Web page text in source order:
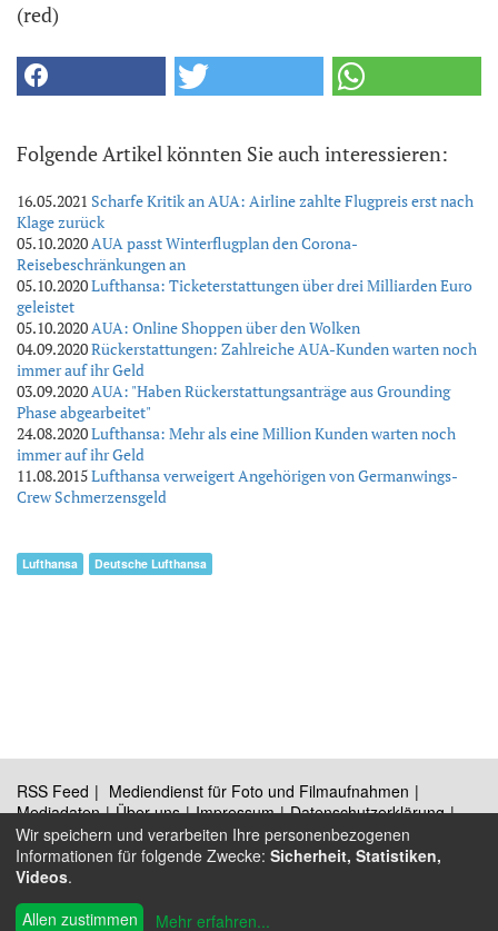
(red)
Folgende Artikel könnten Sie auch interessieren:
16.05.2021 Scharfe Kritik an AUA: Airline zahlte Flugpreis erst nach
Klage zurück
05.10.2020AUA passt Winterflugplan den Corona-
Reisebeschränkungen an
05.10.2020Lufthansa: Ticketerstattungen über drei Milliarden Euro
geleistet
05.10.2020AUA: Online Shoppen über den Wolken
04.09.2020Rückerstattungen: Zahlreiche AUA-Kunden warten noch
immer auf ihr Geld
03.09.2020AUA: "Haben Rückerstattungsanträge aus Grounding
Phase abgearbeitet"
24.08.2020Lufthansa: Mehr als eine Million Kunden warten noch
immer auf ihr Geld
11.08.2015Lufthansa verweigert Angehörigen von Germanwings-
Crew Schmerzensgeld
Lufthansa Deutsche Lufthansa
RSS Feed
Mediendienst für Foto und Filmaufnahmen
Mediadaten
Über uns Impressum
Datenschutzerklärung
Kontakt
© 2009 - 2026 Austrian Wings®
Wir speichern und verarbeiten Ihre personenbezogenen
Informationen für folgende Zwecke: Sicherheit, Statistiken,
Videos.
Allen zustimmen
Mehr erfahren...